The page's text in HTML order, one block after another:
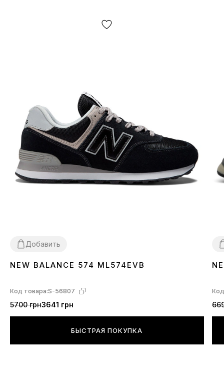
Добавить
3637 3839404142 43 444546
NEW BALANCE 574 ML574EVB
Код товара:S-56807
5700 грн3641 грн
БЫСТРАЯ ПОКУПКА